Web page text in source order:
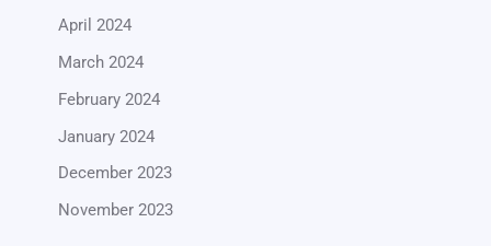
April 2024
March 2024
February 2024
January 2024
December 2023
November 2023